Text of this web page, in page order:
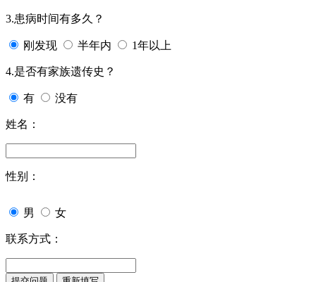
3.患病时间有多久？
刚发现 半年内 1年以上
4.是否有家族遗传史？
有 没有
姓名：
性别：
男 女
联系方式：